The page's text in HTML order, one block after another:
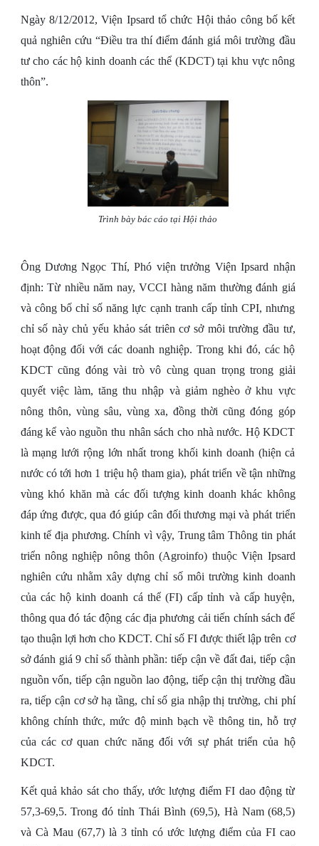
Ngày 8/12/2012, Viện Ipsard tổ chức Hội thảo công bố kết
quả nghiên cứu “Điều tra thí điểm đánh giá môi trường đầu
tư cho các hộ kinh doanh các thể (KDCT) tại khu vực nông
thôn”.
Trình bày bác cáo tại Hội thảo
Ông Dương Ngọc Thí, Phó viện trưởng Viện Ipsard nhận
định: Từ nhiều năm nay, VCCI hàng năm thường đánh giá
và công bố chỉ số năng lực cạnh tranh cấp tỉnh CPI, nhưng
chỉ số này chủ yếu khảo sát triên cơ sở môi trường đầu tư,
hoạt động đối với các doanh nghiệp. Trong khi đó, các hộ
KDCT cũng đóng vài trò vô cùng quan trọng trong giải
quyết việc làm, tăng thu nhập và giảm nghèo ở khu vực
nông thôn, vùng sâu, vùng xa, đồng thời cũng đóng góp
đáng kể vào nguồn thu nhân sách cho nhà nước. Hộ KDCT
là mạng lưới rộng lớn nhất trong khối kinh doanh (hiện cả
nước có tới hơn 1 triệu hộ tham gia), phát triển về tận những
vùng khó khăn mà các đối tượng kinh doanh khác không
đáp ứng được, qua đó giúp cân đối thương mại và phát triển
kinh tế địa phương. Chính vì vậy, Trung tâm Thông tin phát
triển nông nghiệp nông thôn (Agroinfo) thuộc Viện Ipsard
nghiên cứu nhằm xây dựng chỉ số môi trường kinh doanh
của các hộ kinh doanh cá thể (FI) cấp tỉnh và cấp huyện,
thông qua đó tác động các địa phương cải tiến chính sách để
tạo thuận lợi hơn cho KDCT. Chỉ số FI được thiết lập trên cơ
sở đánh giá 9 chỉ số thành phần: tiếp cận về đất đai, tiếp cận
nguồn vốn, tiếp cận nguồn lao động, tiếp cận thị trường đầu
ra, tiếp cận cơ sở hạ tầng, chỉ số gia nhập thị trường, chi phí
không chính thức, mức độ minh bạch về thông tin, hỗ trợ
của các cơ quan chức năng đối với sự phát triển của hộ
KDCT.
Kết quả khảo sát cho thấy, ước lượng điểm FI dao động từ
57,3-69,5. Trong đó tỉnh Thái Bình (69,5), Hà Nam (68,5)
và Cà Mau (67,7) là 3 tỉnh có ước lượng điểm của FI cao